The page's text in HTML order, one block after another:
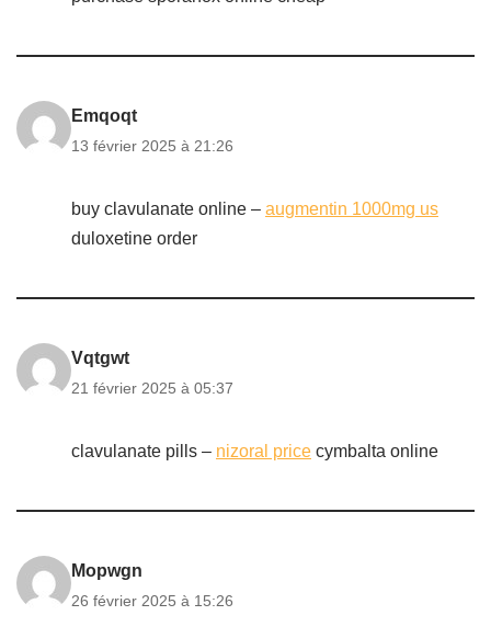
Emqoqt
13 février 2025 à 21:26
buy clavulanate online – augmentin 1000mg us
duloxetine order
Vqtgwt
21 février 2025 à 05:37
clavulanate pills – nizoral price cymbalta online
Mopwgn
26 février 2025 à 15:26